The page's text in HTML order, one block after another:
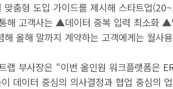
맞춤형 도입 가이드를 제시해 스타트업
해 고객사는 ▲데이터 중복 입력 최소화
해 올해 말까지 계약하는 고객에게는 월사
랩 부사장은 “이번 올인원 워크플랫폼은
데이터 중심의 의사결정과 협업 중심의